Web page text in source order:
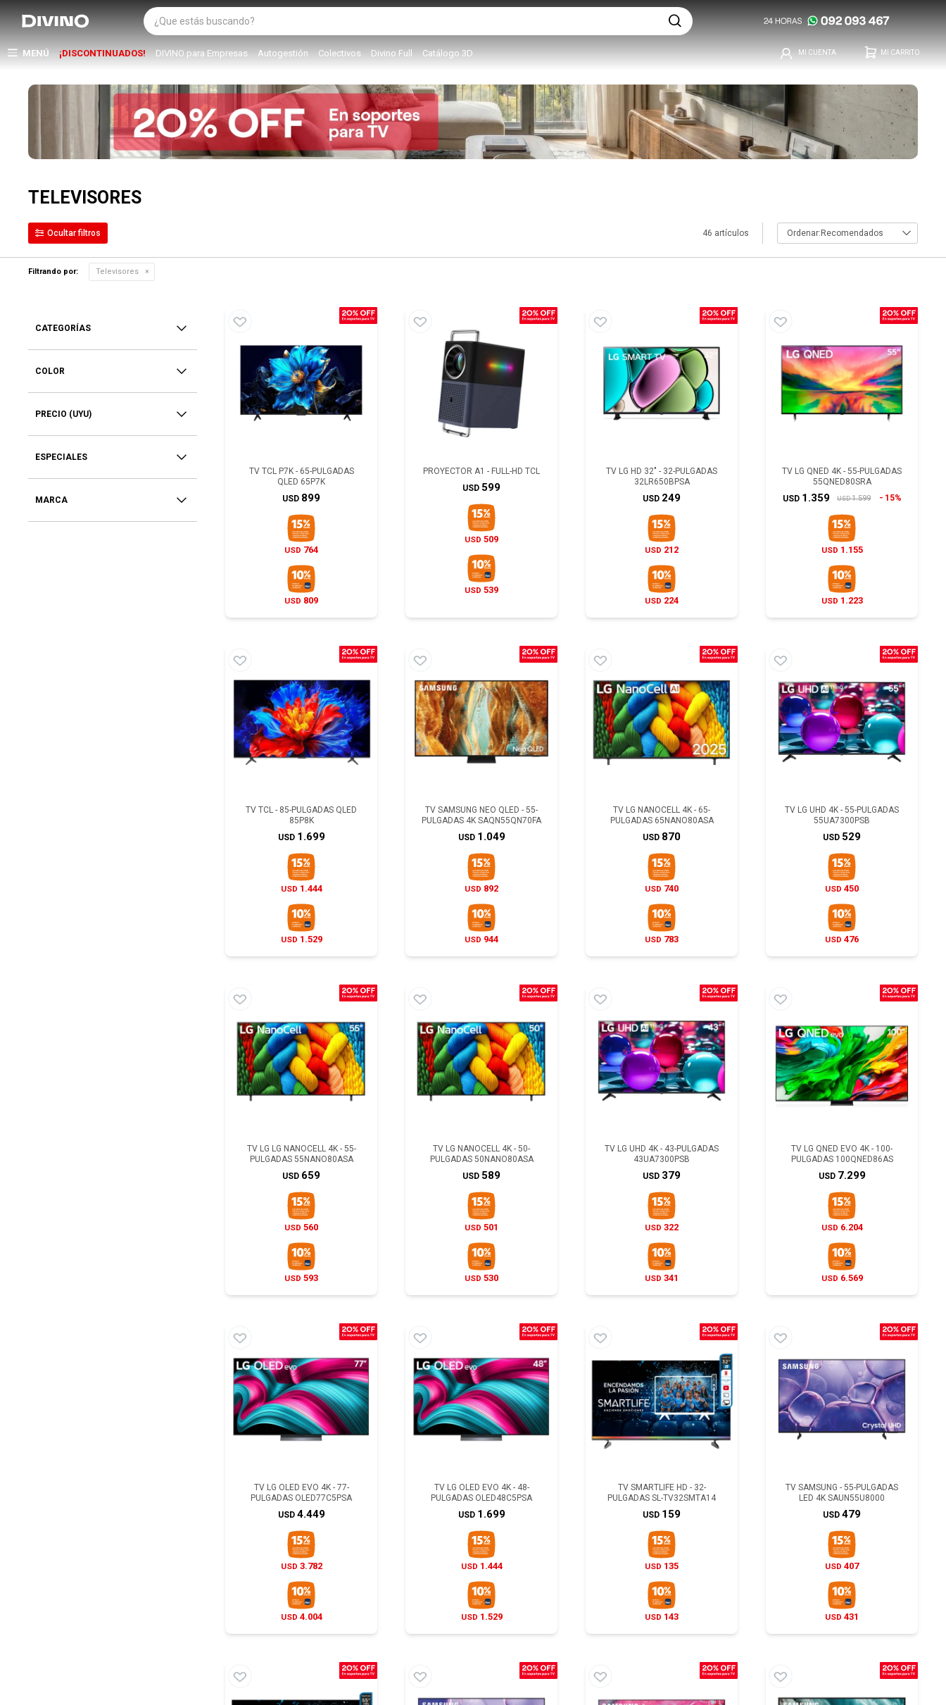
MENÚ ¡DISCONTINUADOS! DIVINO para Empresas Autogestión Colectivos Divino Full Catálogo 3D
TELEVISORES
46 artículos Recomendados
Filtrando por: Televisores
TV TCL P7K - 65-PULGADAS
QLED 65P7K
USD 899
USD 764
USD 809
PROYECTOR A1 - FULL-HD TCL
USD 599
USD 509
USD 539
TV LG HD 32" - 32-PULGADAS
32LR650BPSA
USD 249
USD 212
USD 224
TV LG QNED 4K - 55-PULGADAS
55QNED80SRA
USD 1.359 USD 1.599 15%
USD 1.155
USD 1.223
TV TCL - 85-PULGADAS QLED
85P8K
USD 1.699
USD 1.444
USD 1.529
TV SAMSUNG NEO QLED - 55-
PULGADAS 4K SAQN55QN70FA
USD 1.049
USD 892
USD 944
TV LG NANOCELL 4K - 65-
PULGADAS 65NANO80ASA
USD 870
USD 740
USD 783
TV LG UHD 4K - 55-PULGADAS
55UA7300PSB
USD 529
USD 450
USD 476
TV LG LG NANOCELL 4K - 55-
PULGADAS 55NANO80ASA
USD 659
USD 560
USD 593
TV LG NANOCELL 4K - 50-
PULGADAS 50NANO80ASA
USD 589
USD 501
USD 530
TV LG UHD 4K - 43-PULGADAS
43UA7300PSB
USD 379
USD 322
USD 341
TV LG QNED EVO 4K - 100-
PULGADAS 100QNED86AS
USD 7.299
USD 6.204
USD 6.569
TV LG OLED EVO 4K - 77-
PULGADAS OLED77C5PSA
USD 4.449
USD 3.782
USD 4.004
TV LG OLED EVO 4K - 48-
PULGADAS OLED48C5PSA
USD 1.699
USD 1.444
USD 1.529
TV SMARTLIFE HD - 32-
PULGADAS SL-TV32SMTA14
USD 159
USD 135
USD 143
TV SAMSUNG - 55-PULGADAS
LED 4K SAUN55U8000
USD 479
USD 407
USD 431
CATEGORÍAS
COLOR
PRECIO (UYU)
ESPECIALES
MARCA